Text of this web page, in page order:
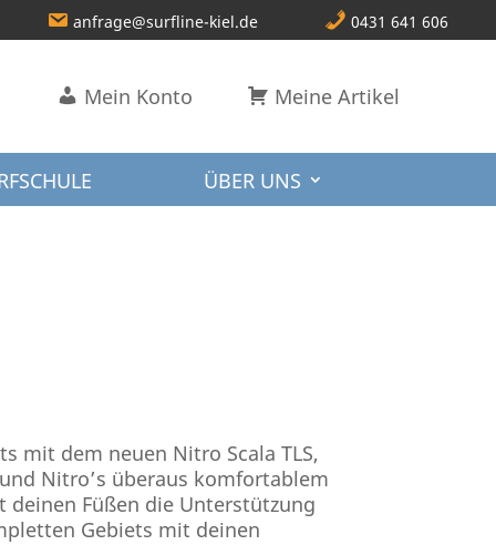
0431 641 606
anfrage@surfline-kiel.de
Meine Artikel
Mein Konto
ÜBER UNS
mit dem neuen Nitro Scala TLS,
Nitro’s überaus komfortablem
deinen Füßen die Unterstützung
Gebiets mit deinen